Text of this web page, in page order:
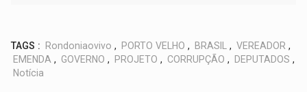
TAGS : Rondoniaovivo , PORTO VELHO , BRASIL , VEREADOR ,
EMENDA , GOVERNO , PROJETO , CORRUPÇÃO , DEPUTADOS ,
Notícia